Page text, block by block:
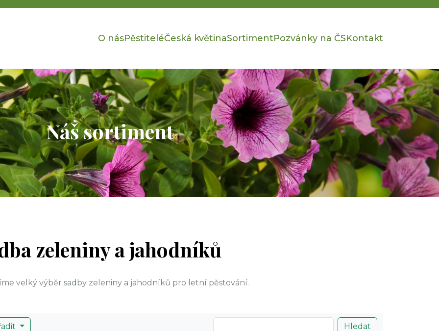
O násPěstiteléČeská květinaSortimentPozvánky na ČSKontakt
Náš sortiment
zeleniny a jahodníků
velký výběr sadby zeleniny a jahodníků pro letní pěstování.
Hledat